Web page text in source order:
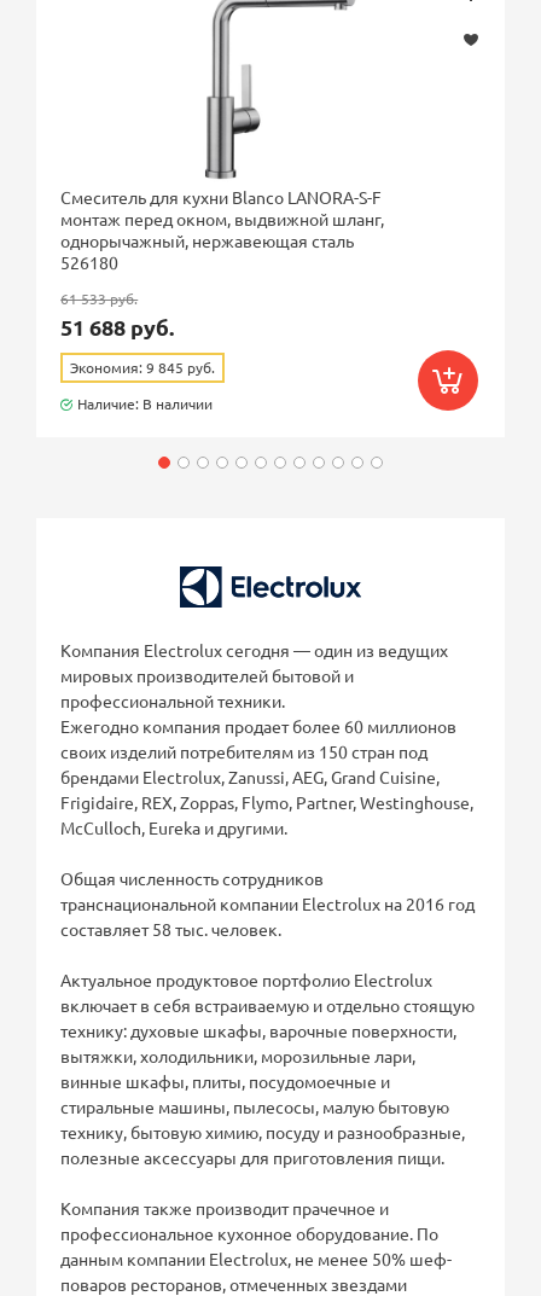
Смеситель для кухни Blanco LANORA-S-F
монтаж перед окном, выдвижной шланг,
однорычажный, нержавеющая сталь
526180
61 533 руб.
51 688 руб.
Экономия: 9 845 руб.
Наличие: В наличии
Компания Electrolux сегодня — один из ведущих
мировых производителей бытовой и
профессиональной техники.
Ежегодно компания продает более 60 миллионов
своих изделий потребителям из 150 стран под
брендами Electrolux, Zanussi, AEG, Grand Cuisine,
Frigidaire, REX, Zoppas, Flymo, Partner, Westinghouse,
McCulloch, Eureka и другими.
Общая численность сотрудников
транснациональной компании Electrolux на 2016 год
составляет 58 тыс. человек.
Актуальное продуктовое портфолио Electrolux
включает в себя встраиваемую и отдельно стоящую
технику: духовые шкафы, варочные поверхности,
вытяжки, холодильники, морозильные лари,
винные шкафы, плиты, посудомоечные и
стиральные машины, пылесосы, малую бытовую
технику, бытовую химию, посуду и разнообразные,
полезные аксессуары для приготовления пищи.
Компания также производит прачечное и
профессиональное кухонное оборудование. По
данным компании Electrolux, не менее 50% шеф-
поваров ресторанов, отмеченных звездами